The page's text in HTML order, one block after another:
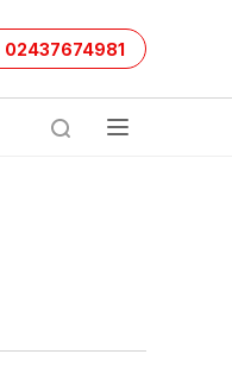
02437674981